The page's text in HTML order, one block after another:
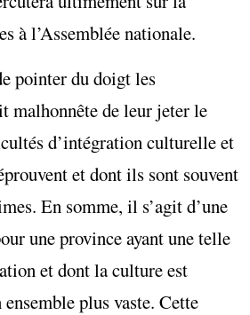
à l’Assemblée nationale.
pointer du doigt les
malhonnête de leur jeter le
d’intégration culturelle et
et dont ils sont souvent
En somme, il s’agit d’une
une province ayant une telle
et dont la culture est
plus vaste. Cette